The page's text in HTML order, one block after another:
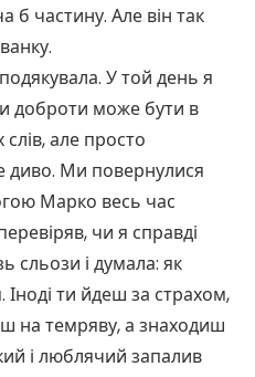
б частину. Але він так
У той день я
доброти може бути в
але просто
диво. Ми повернулися
Марко весь час
чи я справді
сльози і думала: як
ти йдеш за страхом,
на темряву, а знаходиш
і люблячий запалив